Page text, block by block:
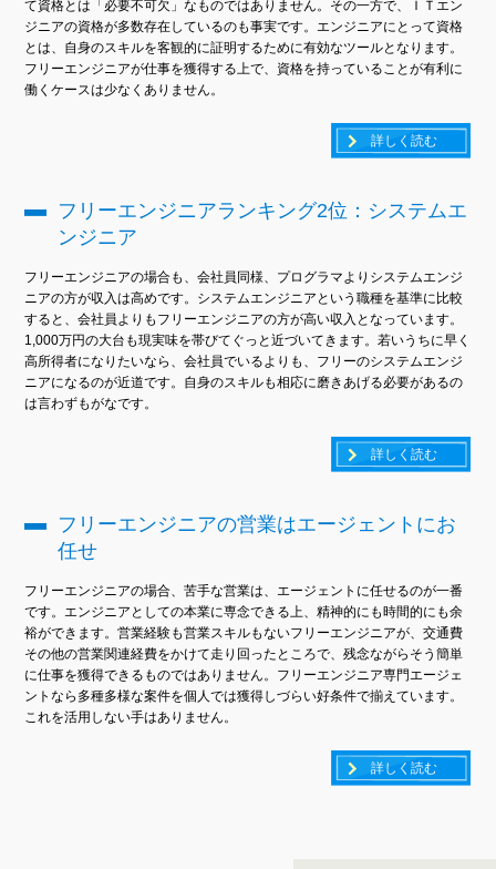
て資格とは「必要不可欠」なものではありません。その一方で、ＩＴエン
ジニアの資格が多数存在しているのも事実です。エンジニアにとって資格
とは、自身のスキルを客観的に証明するために有効なツールとなります。
フリーエンジニアが仕事を獲得する上で、資格を持っていることが有利に
働くケースは少なくありません。
詳しく読む
フリーエンジニアランキング2位：システムエ
ンジニア
フリーエンジニアの場合も、会社員同様、プログラマよりシステムエンジ
ニアの方が収入は高めです。システムエンジニアという職種を基準に比較
すると、会社員よりもフリーエンジニアの方が高い収入となっています。
1,000万円の大台も現実味を帯びてぐっと近づいてきます。若いうちに早く
高所得者になりたいなら、会社員でいるよりも、フリーのシステムエンジ
ニアになるのが近道です。自身のスキルも相応に磨きあげる必要があるの
は言わずもがなです。
詳しく読む
フリーエンジニアの営業はエージェントにお
任せ
フリーエンジニアの場合、苦手な営業は、エージェントに任せるのが一番
です。エンジニアとしての本業に専念できる上、精神的にも時間的にも余
裕ができます。営業経験も営業スキルもないフリーエンジニアが、交通費
その他の営業関連経費をかけて走り回ったところで、残念ながらそう簡単
に仕事を獲得できるものではありません。フリーエンジニア専門エージェ
ントなら多種多様な案件を個人では獲得しづらい好条件で揃えています。
これを活用しない手はありません。
詳しく読む